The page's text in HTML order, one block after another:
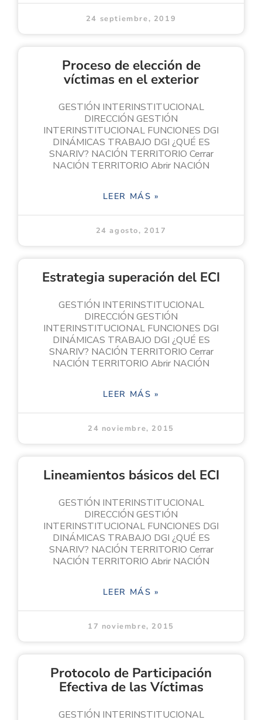
24 septiembre, 2019
Proceso de elección de
víctimas en el exterior
GESTIÓN INTERINSTITUCIONAL
DIRECCIÓN GESTIÓN
INTERINSTITUCIONAL FUNCIONES DGI
DINÁMICAS TRABAJO DGI ¿QUÉ ES
SNARIV? NACIÓN TERRITORIO Cerrar
NACIÓN TERRITORIO Abrir NACIÓN
LEER MÁS »
24 agosto, 2017
Estrategia superación del ECI
GESTIÓN INTERINSTITUCIONAL
DIRECCIÓN GESTIÓN
INTERINSTITUCIONAL FUNCIONES DGI
DINÁMICAS TRABAJO DGI ¿QUÉ ES
SNARIV? NACIÓN TERRITORIO Cerrar
NACIÓN TERRITORIO Abrir NACIÓN
LEER MÁS »
24 noviembre, 2015
Lineamientos básicos del ECI
GESTIÓN INTERINSTITUCIONAL
DIRECCIÓN GESTIÓN
INTERINSTITUCIONAL FUNCIONES DGI
DINÁMICAS TRABAJO DGI ¿QUÉ ES
SNARIV? NACIÓN TERRITORIO Cerrar
NACIÓN TERRITORIO Abrir NACIÓN
LEER MÁS »
17 noviembre, 2015
Protocolo de Participación
Efectiva de las Víctimas
GESTIÓN INTERINSTITUCIONAL